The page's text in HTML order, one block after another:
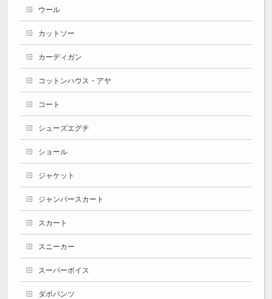
ウール
カットソー
カーディガン
コットンハウス・アヤ
コート
シューズエグチ
ショール
ジャケット
ジャンパースカート
スカート
スニーカー
スーパーボイス
ダボパンツ